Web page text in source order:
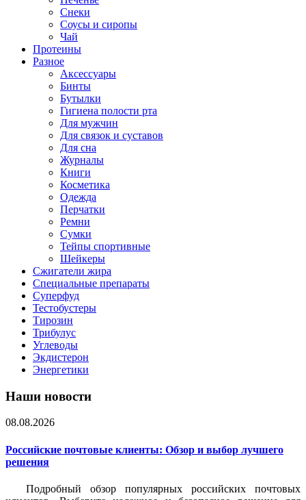
Снеки
Соусы и сиропы
Чай
Протеины
Разное
Аксессуары
Бинты
Бутылки
Гигиена полости рта
Для мужчин
Для связок и суставов
Для сна
Журналы
Книги
Косметика
Одежда
Перчатки
Ремни
Сумки
Тейпы спортивные
Шейкеры
Сжигатели жира
Специальные препараты
Суперфуд
Тестобустеры
Тирозин
Трибулус
Углеводы
Экдистерон
Энергетики
Наши новости
08.08.2026
Российские почтовые клиенты: Обзор и выбор лучшего
решения
Подробный обзор популярных российских почтовых